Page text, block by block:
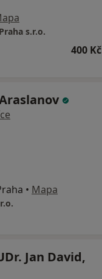
s.r.o.
400 Kč
• Mapa
Jan David,